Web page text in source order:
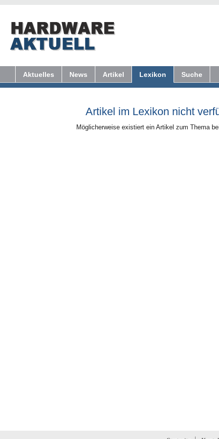
Aktuelles News Artikel Lexikon Suche
Artikel im Lexikon nicht
Möglicherweise existiert ein Artikel zum Thema